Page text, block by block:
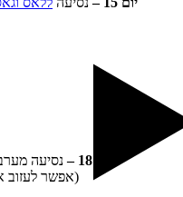
נסיעה מערבה
(אפשר לעזוב את וגאס בשעת בוקר מאוחרת ביום זה)